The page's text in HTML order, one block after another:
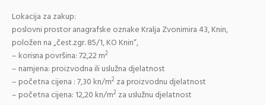
Lokacija za zakup:
poslovni prostor anagrafske oznake Kralja Zvonimira 43, Knin,
položen na „čest.zgr. 85/1, KO Knin“,
– korisna površina: 72,22 m2
– namjena: proizvodna ili uslužna djelatnost
– početna cijena : 7,30 kn/m2 za proizvodnu djelatnost
– početna cijena: 12,20 kn/m2 za uslužnu djelatnost